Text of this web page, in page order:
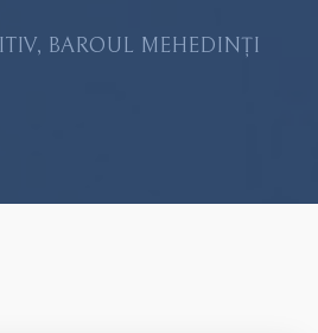
BAROUL MEHEDINȚI